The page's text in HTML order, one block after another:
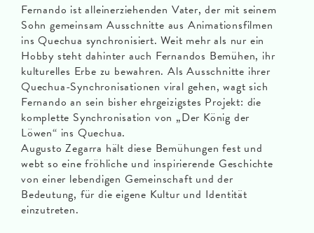
Fernando ist alleinerziehenden Vater, der mit seinem
Sohn gemeinsam Ausschnitte aus Animationsfilmen
ins Quechua synchronisiert. Weit mehr als nur ein
Hobby steht dahinter auch Fernandos Bemühen, ihr
kulturelles Erbe zu bewahren. Als Ausschnitte ihrer
Quechua-Synchronisationen viral gehen, wagt sich
Fernando an sein bisher ehrgeizigstes Projekt: die
komplette Synchronisation von „Der König der
Löwen“ ins Quechua.
Augusto Zegarra hält diese Bemühungen fest und
webt so eine fröhliche und inspirierende Geschichte
von einer lebendigen Gemeinschaft und der
Bedeutung, für die eigene Kultur und Identität
einzutreten.